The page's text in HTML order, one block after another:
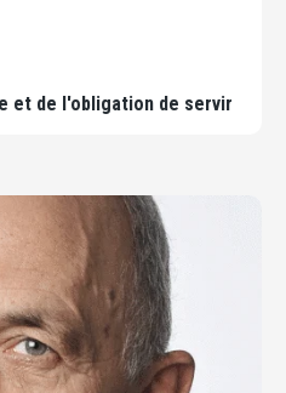
et de l'obligation de servir